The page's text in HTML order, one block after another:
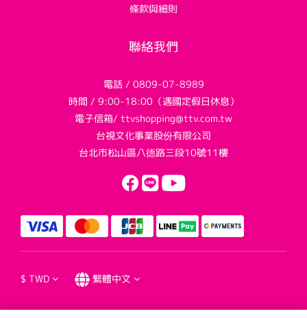
條款與細則
聯絡我們
電話 / 0809-07-8989
時間 / 9:00-18:00（遇國定假日休息）
電子信箱/ ttvshopping@ttv.com.tw
台視文化事業股份有限公司
台北市松山區八德路三段10號11樓
$ TWD 繁體中文